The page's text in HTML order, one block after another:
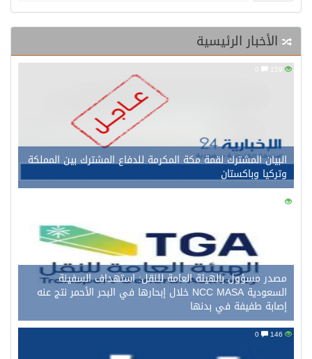
الأخبار الرئيسية
البيان المشترك لقمة مكة المكرمة للدفاع المشترك بين المملكة
وتركيا وباكستان
156
مصدر مسؤول بالهيئة العامة للنقل: استهداف السفينة
السعودية NCC MASA خلال إبحارها في البحر الأحمر نتج عنه
إصابة طفيفة في بدنها